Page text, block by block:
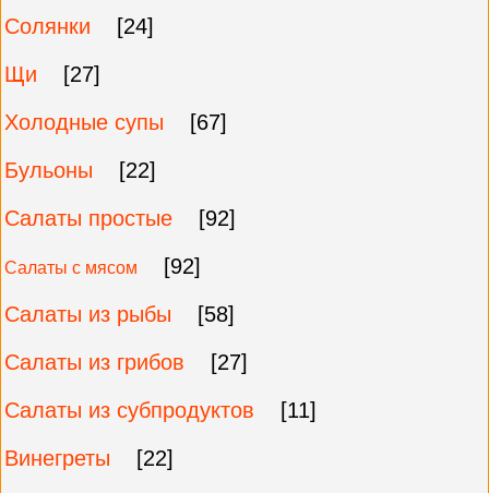
Солянки
[24]
Щи
[27]
Холодные супы
[67]
Бульоны
[22]
Салаты простые
[92]
Салаты с мясом
[92]
Салаты из рыбы
[58]
Салаты из грибов
[27]
Салаты из субпродуктов
[11]
Винегреты
[22]